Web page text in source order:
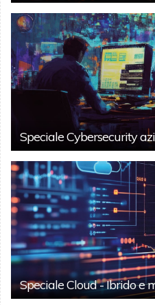
Speciale Cybersecurity
Speciale Cloud - Ibrido e